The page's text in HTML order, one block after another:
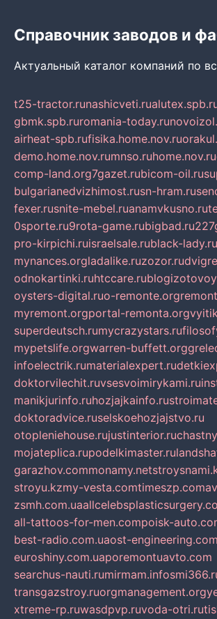
Справочник заводов и
Актуальный каталог компаний по
t25-tractor.runashicveti.ru
gbmk.spb.ruromania-today.ru
airheat-spb.rufisika.home.nov.ru
demo.home.nov.rumnso.ruhome.nov.ru
comp-land.org7gazet.rubicom-oil.ru
bulgarianedvizhimost.rusn-hram.ru
fexer.rusnite-mebel.ruanamvkusno.ru
0sporte.ru9rota-game.rubigbad.ru
pro-kirpichi.ruisraelsale.rublack-lady.ru
mynances.orgladalike.ruzozor.ru
odnokartinki.ruhtccare.ru
oysters-digital.ruo-remonte.org
myremont.orgportal-remonta.org
superdeutsch.rumycrazystars.ru
mypetslife.orgwarren-buffett.org
infoelectrik.rumaterialexpert.ru
doktorvilechit.ruvsesvoimirykami.ru
manikjurinfo.ruhozjajkainfo.ru
doktoradvice.ruselskoehozjajstvo.ru
otopleniehouse.rujustinterior.ru
mojateplica.rupodelkimaster.ru
garazhov.commonamy.net
stroyu.kzmy-vesta.comtimeszp.com
zsmh.com.ua
all-tattoos-for-men.compoisk-
best-radio.com.uaost-engineering.com
euroshiny.com.uaporemontuavto.com
searchus-nauti.rumirmam.info
transgazstroy.ruorgmanagement.org
xtreme-rp.ruwasdpvp.ruvoda-otri.ru